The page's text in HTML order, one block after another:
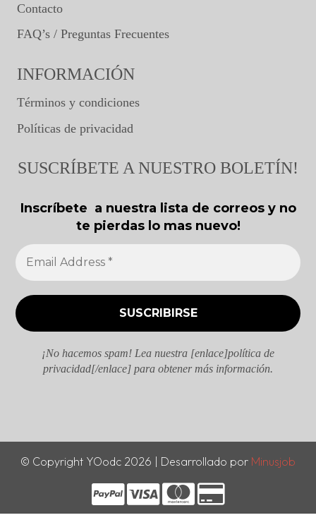
Contacto
FAQ’s / Preguntas Frecuentes
INFORMACIÓN
Términos y condiciones
Políticas de privacidad
SUSCRÍBETE A NUESTRO BOLETÍN!
Inscríbete a nuestra lista de correos y no
te pierdas lo mas nuevo!
¡No hacemos spam! Lea nuestra [enlace]política de
privacidad[/enlace] para obtener más información.
© Copyright YOodc 2026 | Desarrollado por Minusjob